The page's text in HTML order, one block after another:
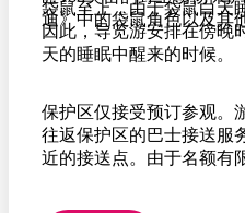
迪》中的袋鼠角色以及其
袋鼠至上，由于袋鼠白天
因此，导览游安排在傍
天的睡眠中醒来的时候。
保护区仅接受预订参观。
往返保护区的巴士接送服
近的接送点。由于名额有